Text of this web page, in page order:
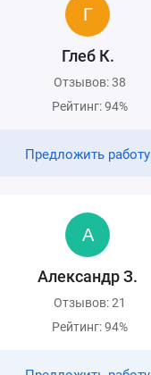
Глеб К.
Отзывов: 38
Рейтинг: 94%
Предложить работу
Александр З.
Отзывов: 21
Рейтинг: 94%